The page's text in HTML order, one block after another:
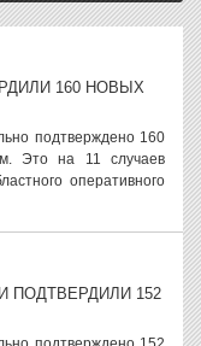
160 НОВЫХ
подтверждено 160
Это на 11 случаев
оперативного
ПОДТВЕРДИЛИ 152